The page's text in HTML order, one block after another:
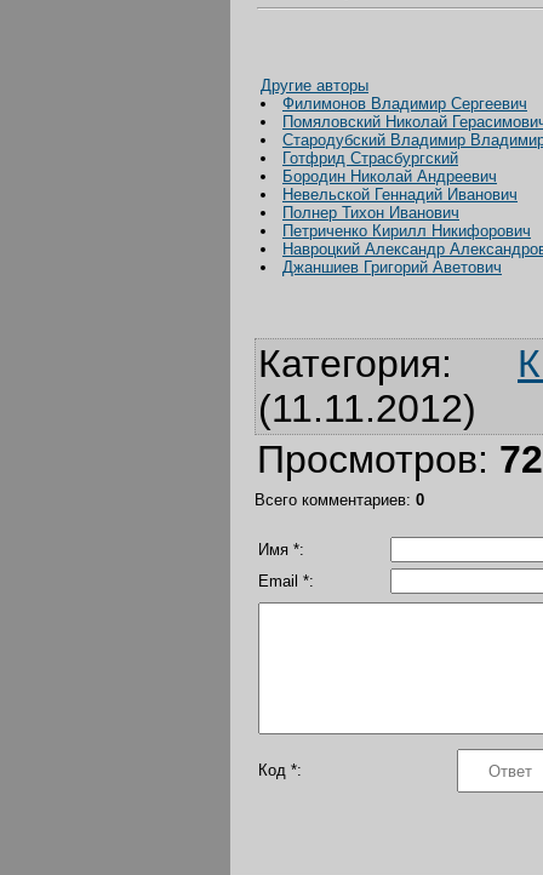
Другие авторы
Филимонов Владимир Сергеевич
Помяловский Николай
Стародубский Владимир
Готфрид Страсбургский
Бородин Николай Андреевич
Невельской Геннадий Иванович
Полнер Тихон Иванович
Петриченко Кирилл Никифорович
Навроцкий Александр
Джаншиев Григорий Аветович
Категория:
(11.11.2012)
Просмотров:
Всего комментариев: 0
Имя *:
Email *:
Код *: